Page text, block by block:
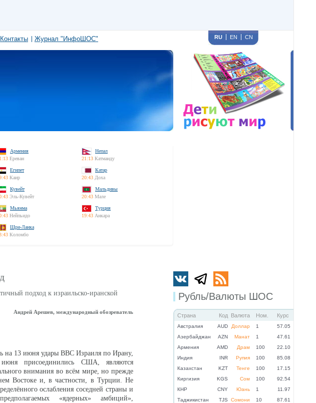
Контакты Журнал "ИнфоШОС" RU EN CN
Армения
Ереван
Непал
21:13 Катманду
Египет
Каир
Катар
20:43 Доха
Кувейт
Эль-Кувейт
Мальдивы
20:43 Мале
Мьянма
Нейпьидо
Турция
19:43 Анкара
Шри-Ланка
Коломбо
Рубль/Валюты ШОС
Страна Код Валюта Ном. Курс
Австралия AUD Доллар 1
57.05
Азербайджан
AZN Манат 1
47.61
Армения
AMD Драм 100
22.10
Индия
INR Рупия 100
85.08
Казахстан
KZT Тенге 100
17.15
Киргизия
KGS Сом 100
92.54
КНР
CNY Юань 1
11.97
Таджикистан
TJS Сомони 10
87.61
подход к израильско-иранской
Андрей Арешев, международный обозреватель
на 13 июня удары ВВС Израиля по Ирану,
присоединились США, являются
внимания во всём мире, но прежде
Востоке и, в частности, в Турции. Не
ослабления соседней страны и
«ядерных» амбиций»,